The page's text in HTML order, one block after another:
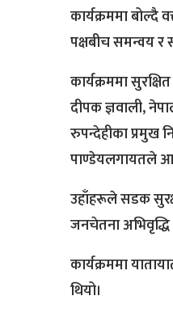
कार्यक्रममा बोल्दै
पक्षबीच समन्वय र
कार्यक्रममा
दीपक ज्ञवाली,
रुपन्देहीका प्रमुख
पाण्डेयलगायतले
उहाँहरूले सडक
जनचेतना अभिवृद्धि
कार्यक्रममा
थियो।